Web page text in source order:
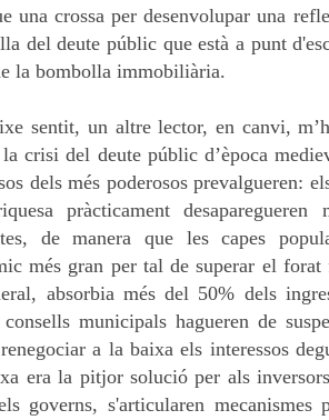
una crossa per desenvolupar una
del deute públic que està a punt
la bombolla immobiliària.
sentit, un altre lector, en canvi,
la crisi del deute públic d’època
dels més poderosos prevalgueren:
pràcticament desaparegueren
de manera que les capes
més gran per tal de superar el
absorbia més del 50% dels
municipals hagueren de
a la baixa els interessos
era la pitjor solució per als
governs, s'articularen